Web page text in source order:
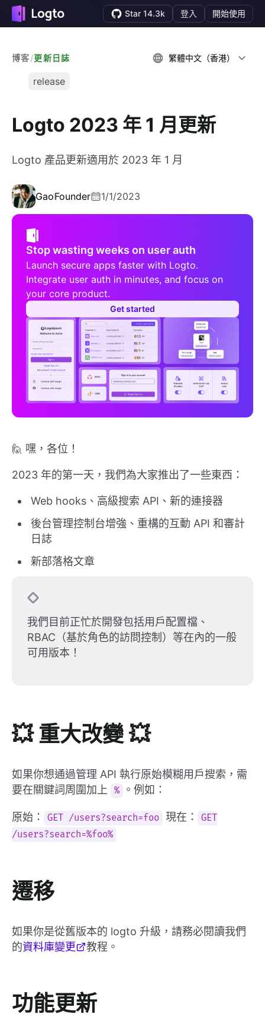
Star 14.3k 登入 開始使用
博客/更新日誌 繁體中文（香港）
release
Logto 2023 年 1 月更新
Logto 產品更新適用於 2023 年 1 月
GaoFounder 1/1/2023
Stop wasting weeks on user auth
Launch secure apps faster with Logto.
Integrate user auth in minutes, and focus on
your core product.
Get started
🙋 嘿，各位！
2023 年的第一天，我們為大家推出了一些東西：
Web hooks、高級搜索 API、新的連接器
後台管理控制台增強、重構的互動 API 和審計
日誌
新部落格文章
我們目前正忙於開發包括用戶配置檔、
RBAC（基於角色的訪問控制）等在內的一般
可用版本！
💥 重大改變 💥
如果你想通過管理 API 執行原始模糊用戶搜索，需
要在關鍵詞周圍加上
% 。例如：
原始： GET /users?search=foo 現在：
GET
/users?search=%foo%
遷移
如果你是從舊版本的 logto 升級，請務必閱讀我們
的資料庫變更 教程。
功能更新